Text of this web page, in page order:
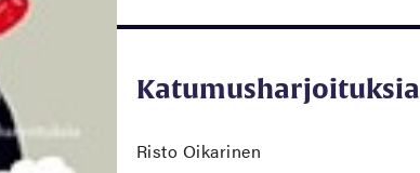
Katumusharjoituksia
Risto Oikarinen